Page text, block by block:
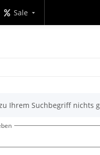
Sale
Ihrem Suchbegriff nichts